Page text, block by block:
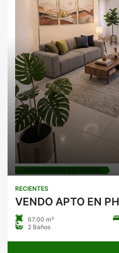
PROPIEDADES RECIENTES
RECIENTES
VENDO APTO EN
67.00 m²
2 Baños